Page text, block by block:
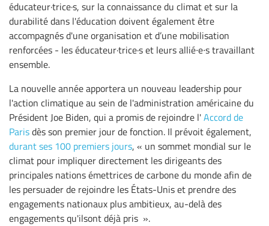
éducateur·trice·s, sur la connaissance du climat et sur la
durabilité dans l'éducation doivent également être
accompagnés d'une organisation et d’une mobilisation
renforcées - les éducateur·trice·s et leurs allié∙e∙s travaillant
ensemble.
La nouvelle année apportera un nouveau leadership pour
l'action climatique au sein de l'administration américaine du
Président Joe Biden, qui a promis de rejoindre l'Accord de
Parisdès son premier jour de fonction. Il prévoit également,
durant ses 100 premiers jours, « un sommet mondial sur le
climat pour impliquer directement les dirigeants des
principales nations émettrices de carbone du monde afin de
les persuader de rejoindre les États-Unis et prendre des
engagements nationaux plus ambitieux, au-delà des
engagements qu'ilsont déjà pris ».